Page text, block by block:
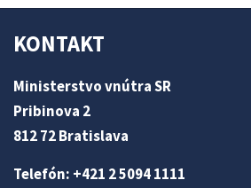
KONTAKT
Ministerstvo vnútra SR
Pribinova 2
812 72 Bratislava
Telefón: +421 2 5094 1111